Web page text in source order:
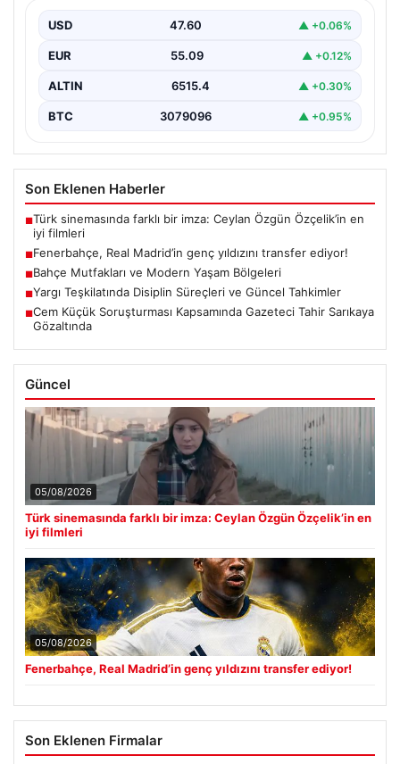
USD 47.60 ▲ +0.06%
EUR 55.09 ▲ +0.12%
ALTIN 6515.4 ▲ +0.30%
BTC 3079096 ▲ +0.95%
Son Eklenen Haberler
■Türk sinemasında farklı bir imza: Ceylan Özgün Özçelik’in en
iyi filmleri
■Fenerbahçe, Real Madrid’in genç yıldızını transfer ediyor!
■Bahçe Mutfakları ve Modern Yaşam Bölgeleri
■Yargı Teşkilatında Disiplin Süreçleri ve Güncel Tahkimler
■Cem Küçük Soruşturması Kapsamında Gazeteci Tahir Sarıkaya
Gözaltında
Güncel
05/08/2026
Türk sinemasında farklı bir imza: Ceylan Özgün Özçelik’in en
iyi filmleri
05/08/2026
Fenerbahçe, Real Madrid’in genç yıldızını transfer ediyor!
Son Eklenen Firmalar